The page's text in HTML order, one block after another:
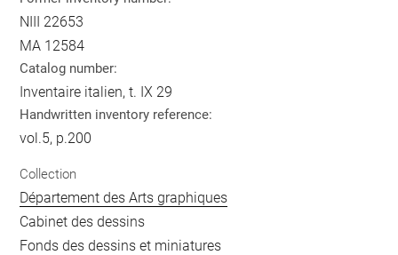
NIII 22653
MA 12584
Catalog number:
Inventaire italien, t. IX 29
Handwritten inventory reference:
vol.5, p.200
Collection
Département des Arts graphiques
Cabinet des dessins
Fonds des dessins et miniatures